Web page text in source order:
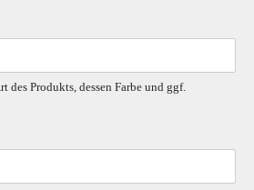
des Produkts, dessen Farbe und ggf.